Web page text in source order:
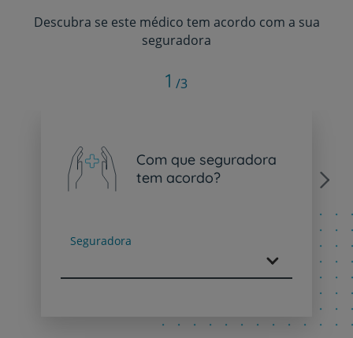
Descubra se este médico tem acordo com a sua
seguradora
Com que seguradora
tem acordo?
Seguradora
Next
1 /3